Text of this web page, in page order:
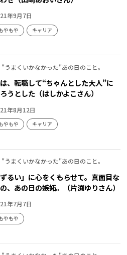
年9月7日
やもや キャリア
"うまくいかなかった"あの日のこと。
、転職して“ちゃんとした大人”に
うとした（はしかよこさん）
年8月12日
やもや キャリア
"うまくいかなかった"あの日のこと。
ずるい」に心をくもらせて。真面目な
、あの日の嫉妬。（片渕ゆりさん）
年7月7日
やもや